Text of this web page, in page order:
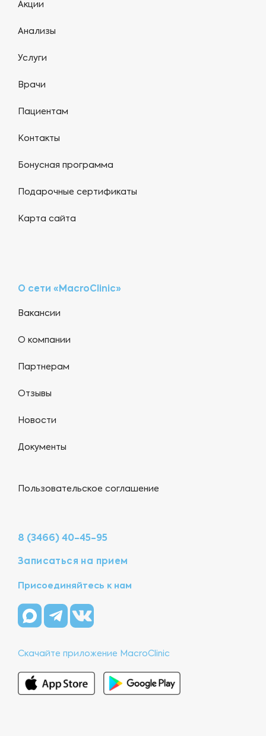
Акции
Анализы
Услуги
Врачи
Пациентам
Контакты
Бонусная программа
Подарочные сертификаты
Карта сайта
О сети «MacroClinic»
Вакансии
О компании
Партнерам
Отзывы
Новости
Документы
Пользовательское соглашение
8 (3466) 40-45-95
Записаться на прием
Присоединяйтесь к нам
Скачайте приложение MacroClinic